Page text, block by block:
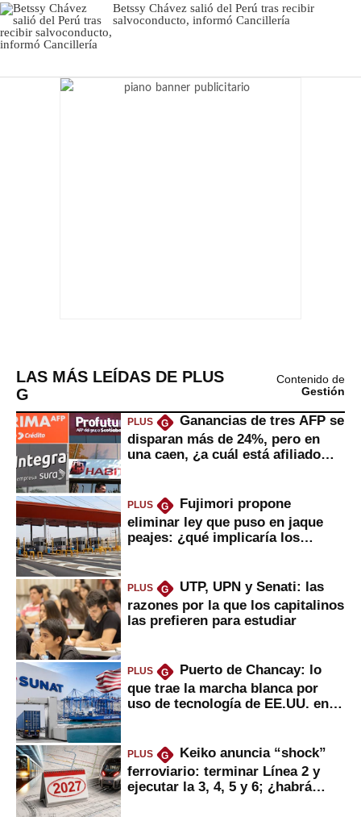
Betssy Chávez salió del Perú tras recibir
salvoconducto, informó Cancillería
LAS MÁS LEÍDAS DE PLUS
G
Contenido de
Gestión
PLUS G
Ganancias de tres AFP se
disparan más de 24%, pero en
una caen, ¿a cuál está afiliado
PLUS G
Fujimori propone
eliminar ley que puso en jaque
peajes: ¿qué implicaría los
PLUS G
UTP, UPN y Senati: las
razones por la que los capitalinos
las prefieren para estudiar
PLUS G
Puerto de Chancay: lo
que trae la marcha blanca por
uso de tecnología de EE.UU. en
PLUS G
Keiko anuncia “shock”
ferroviario: terminar Línea 2 y
ejecutar la 3, 4, 5 y 6; ¿habrá